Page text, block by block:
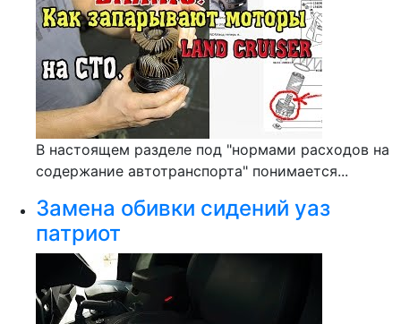
В настоящем разделе под "нормами расходов на
содержание автотранспорта" понимается...
Замена обивки сидений уаз
патриот